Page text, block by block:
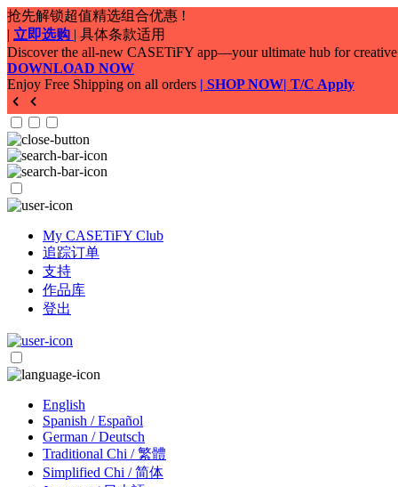
My CASETiFY Club
追踪订单
支持
作品库
登出
English
Spanish / Español
German / Deutsch
Traditional Chi / 繁體
Simplified Chi / 简体